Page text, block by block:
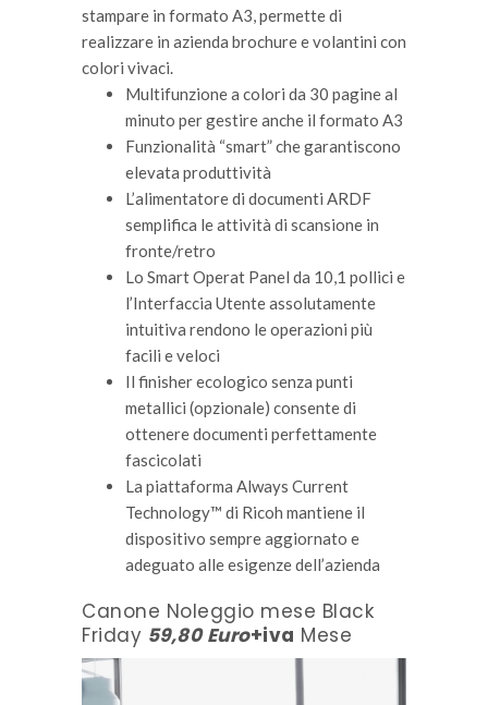
stampare in formato A3, permette di
realizzare in azienda brochure e volantini con
colori vivaci.
Multifunzione a colori da 30 pagine al
minuto per gestire anche il formato A3
Funzionalità “smart” che garantiscono
elevata produttività
L’alimentatore di documenti ARDF
semplifica le attività di scansione in
fronte/retro
Lo Smart Operat Panel da 10,1 pollici e
l’Interfaccia Utente assolutamente
intuitiva rendono le operazioni più
facili e veloci
Il finisher ecologico senza punti
metallici (opzionale) consente di
ottenere documenti perfettamente
fascicolati
La piattaforma Always Current
Technology™ di Ricoh mantiene il
dispositivo sempre aggiornato e
adeguato alle esigenze dell’azienda
Canone Noleggio mese Black
Friday 59,80 Euro+iva Mese
Francesco
CONSULENTE INFORMATICO
Servono maggiori informazioni sulle
067800423